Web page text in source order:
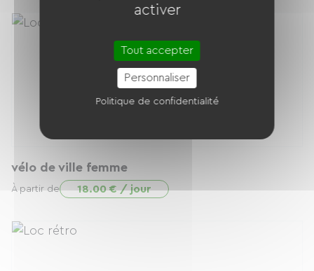
vélo de ville femme
À partir de 18.00 € / jour
activer
Tout accepter
Personnaliser
Politique de confidentialité